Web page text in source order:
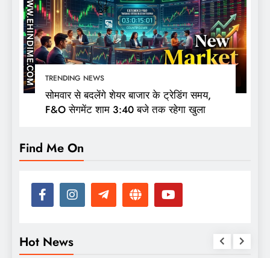
TRENDING NEWS
सोमवार से बदलेंगे शेयर बाजार के ट्रेडिंग समय,
F&O सेगमेंट शाम 3:40 बजे तक रहेगा खुला
Find Me On
Hot News